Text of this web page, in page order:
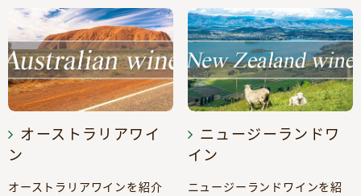
オーストラリアワイ
ン
オーストラリアワインを紹介
ニュージーランドワ
イン
ニュージーランドワインを紹